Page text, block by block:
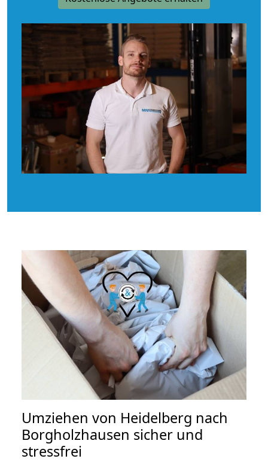
Umziehen von Heidelberg nach
Borgholzhausen sicher und
stressfrei